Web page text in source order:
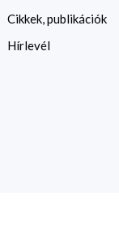
Cikkek, publikációk
Hírlevél